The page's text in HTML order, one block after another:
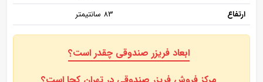
ارتفاع
83 سانتیمتر
ابعاد فریزر صندوقی چقدر است؟